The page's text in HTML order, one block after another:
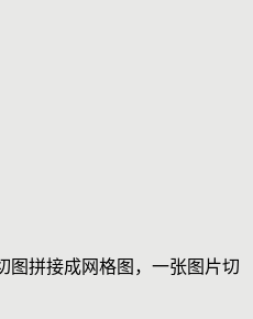
图拼接成网格图，一张图片切